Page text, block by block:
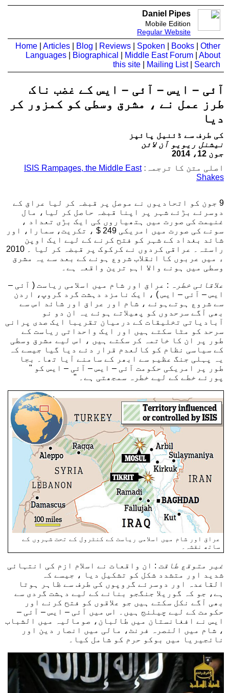
Daniel Pipes
Mobile Edition
Regular Website
Home Articles Blog Reviews Spoken Books
Other
Languages
Biographical Middle East Forum
About
this site
Mailing List| Search
آئی – ایس – آئی – ایس کے غضب ناک
طرز عمل نے ، مشرق وسطی کو کمزور کر
دیا
کی طرف سے ڈئنیل پائپز
نیشنل ریویو آن لائن
جون 12، 2014
اصلی متن کا ترجمہ:ISIS Rampages, the Middle East
Shakes
9 جون کو اتحادیوں نے موصل پر قبضہ کر لیا عراق کے
دوسرئے بڑئے شہر پر اپنا قبضہ حاصل کر لیا، مال
غنیمت کی صورت میں ہتھیاروں کی ایک بڑی تعداد ،
سونے کی صورت میں امریکی 249 $ ، تکریت، سمارا، اور
شائد بغداد کے شہر کو فتح کرنے کے لیے ایک اوپن
راستہ۔ عراقی کردوں نے کرکوک پر قبضہ کر لیا ۔ 2010
ء میں عربوں کا انقلاب شروع ہونے کے بعد سے یہ مشرق
وسطی میں ہونے والا اہم ترین واقعہ ہے۔
علاقائی خطرہ
: عراق اور شام میں اسلامی ریاست ( آئی –
ایس – آئی – ایس ) ، ایک نامزد دہشت گرد گروپ، اردن
سے شروع ہوتےہوئے ، شام اور عراق اور شائد اس سے
بھی آگے سرحدوں کو پھیلاتے ہوئے یہ ان دو نو
آبادیاتی تخلیقات کے درمیان تقریبا ایک صدی پرانی
سرحد کو مٹا سکتے ہیں اور ایک واحداتی ریاست کے
طور پر ان کا خاتمہ کر سکتے ہیں ، اس لیے مشرق وسطی
کے سیاسی نظام کو کالعدم قرار دئے دیا گیا جیسے کہ
یہ پہلی جنگ عظیم سے ابھر کے سامنے آیا تھا۔ بجا
طور پر امریکی حکومت آئی – ایس – آئی – ایس کو "
پورئے خطے کے لیے خطرہ سمجھتی ہے۔ "
عراق اور شام میں اسلامی ریاست کے کنٹرول کے تحت شہروں کے
ساتھ نقشہ۔
غیر متوقع طاقت : ان واقعات نے اسلام ازم کی انتہائی
شدید اور متشدد شکل کو تشکیل دیا ، جیسے کہ
القاعدہ اور دوسرئے گروپوں کی طرف سے ظاہر ہوتا
ہے، جو کہ گوریلا جنگجو بنانے کے لیے دہشت گردی سے
بھی آگے نکل سکتے ہیں جو علاقوں کو فتح کرنے اور
حکومت کے لیے چیلنج ہیں۔ اس میں آئی – ایس – آئی –
ایس نے افغانستان میں طالبان، صومالیہ میں الشباب
، شام میں النصرہ فرنٹ، مالی میں انصار دین اور
نائجیریا میں بوکو حرم کو شامل کیا۔